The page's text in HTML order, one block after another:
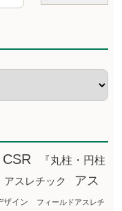
CSR
『丸柱・円柱
アスレチック
アス
ザイン フィールドアスレチ